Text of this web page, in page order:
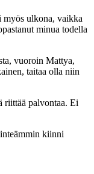
myös ulkona, vaikka
minua todella
vuoroin Mattya,
taitaa olla niin
riittää palvontaa. Ei
kiinni